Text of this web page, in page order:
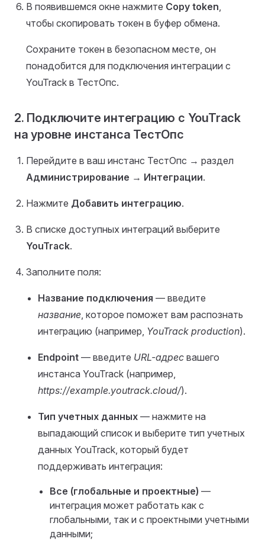
В появившемся окне нажмите Copy token,
чтобы скопировать токен в буфер обмена.
Cохраните токен в безопасном месте, он
понадобится для подключения интеграции с
YouTrack в ТестОпс.
2. Подключите интеграцию с YouTrack
на уровне инстанса ТестОпс
Перейдите в ваш инстанс ТестОпс → раздел
Администрирование → Интеграции.
Нажмите Добавить интеграцию.
В списке доступных интеграций выберите
YouTrack.
Заполните поля:
Название подключения — введите
название, которое поможет вам распознать
интеграцию (например, YouTrack production).
Endpoint — введите URL-адрес вашего
инстанса YouTrack (например,
https://example.youtrack.cloud/).
Тип учетных данных — нажмите на
выпадающий список и выберите тип учетных
данных YouTrack, который будет
поддерживать интеграция:
Все (глобальные и проектные) —
интеграция может работать как с
глобальными, так и с проектными учетными
данными;